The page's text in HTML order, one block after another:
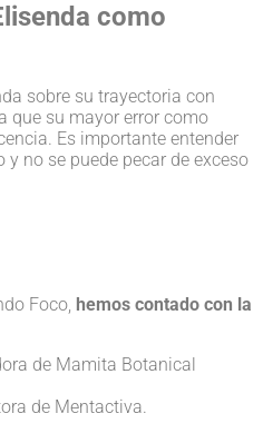
como
sobre su trayectoria con
que su mayor error como
Es importante entender
no se puede pecar de exceso
Foco, hemos contado con la
de Mamita Botanical
de Mentactiva.